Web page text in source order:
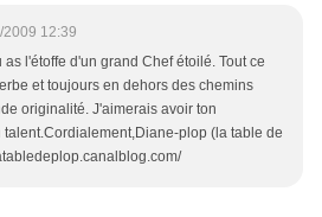
2009 12:39
as l'étoffe d'un grand Chef étoilé. Tout ce
et toujours en dehors des chemins
originalité. J'aimerais avoir ton
talent.Cordialement,Diane-plop (la table de